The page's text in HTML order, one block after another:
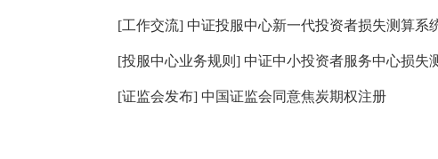
[工作交流] 中证投服中心新一代投资者损失测算系
[投服中心业务规则 ] 中证中小投资者服务中心损失
[证监会发布] 中国证监会同意焦炭期权注册